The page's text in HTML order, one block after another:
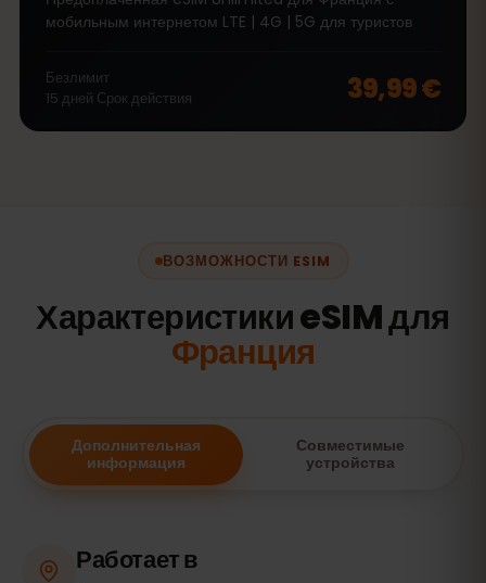
мобильным интернетом LTE | 4G | 5G для туристов
Безлимит
15 дней Срок действия 39,99 €
ВОЗМОЖНОСТИ ESIM
Характеристики eSIM для
Франция
Дополнительная
информация
Совместимые
устройства
Работает в